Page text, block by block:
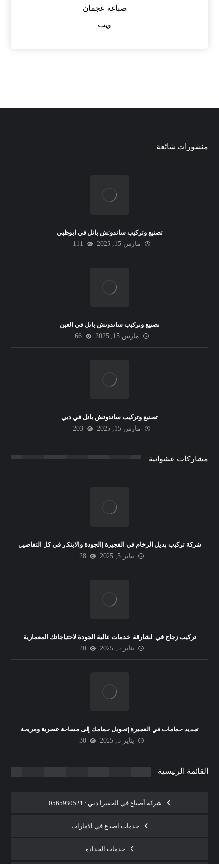
صباغة عجمان
ويب
منشورات شائعة
تصنيع وتركيب ساندوتش بانل في ابوظبي
مارس 15, 2025
111
تصنيع وتركيب ساندوتش بانل في العين
مارس 15, 2025
66
تصنيع وتركيب ساندوتش بانل في دبي
مارس 15, 2025
203
مشاركات عشوائية
شركة تركيب بديل الرخام في الفجيرة |الجودة والابتكار في كل التفاصيل
يناير 5, 2025
28
تركيب زجاج في الشارقة |خدمات عالية الجودة لاحتياجاتك المعمارية
يناير 5, 2025
20
تجديد حمامات في الفجيرة |تحويل حمامك إلى مساحة عصرية ومريحة
يناير 5, 2025
30
القائمة الرئيسية
شركة أصباغ في الجميرا دبي : 0565930521
خدمات اصباغ في الامارات
خدمات الحدادة